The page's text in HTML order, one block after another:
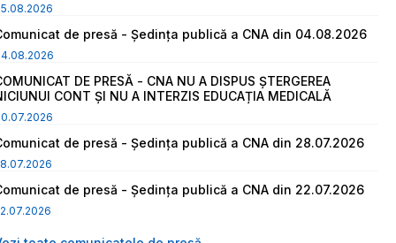
de presă - Ședința publică a CNA din 04.08.2026
DE PRESĂ - CNA NU A DISPUS ȘTERGEREA
CONT ȘI NU A INTERZIS EDUCAȚIA MEDICALĂ
de presă - Ședința publică a CNA din 28.07.2026
de presă - Ședința publică a CNA din 22.07.2026